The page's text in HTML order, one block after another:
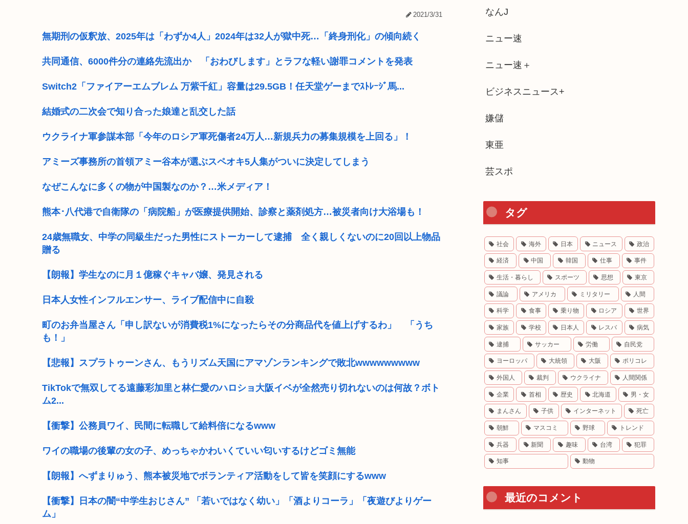
2021/3/31
無期刑の仮釈放、2025年は「わずか4人」2024年は32人が獄中死…「終身刑化」の傾向続く
共同通信、6000件分の連絡先流出か 「おわびします」とラフな軽い謝罪コメントを発表
Switch2「ファイアーエムブレム 万紫千紅」容量は29.5GB！任天堂ゲーまでｽﾄﾚｰｼﾞ馬...
結婚式の二次会で知り合った娘達と乱交した話
ウクライナ軍参謀本部「今年のロシア軍死傷者24万人…新規兵力の募集規模を上回る」！
アミーズ事務所の首領アミー谷本が選ぶスペオキ5人集がついに決定してしまう
なぜこんなに多くの物が中国製なのか？…米メディア！
熊本･八代港で自衛隊の「病院船」が医療提供開始、診察と薬剤処方…被災者向け大浴場も！
24歳無職女、中学の同級生だった男性にストーカーして逮捕 全く親しくないのに20回以上物品
贈る
【朗報】学生なのに月１億稼ぐキャバ嬢、発見される
日本人女性インフルエンサー、ライブ配信中に自殺
町のお弁当屋さん「申し訳ないが消費税1%になったらその分商品代を値上げするわ」 「うち
も！」
【悲報】スプラトゥーンさん、もうリズム天国にアマゾンランキングで敗北wwwwwwwww
TikTokで無双してる遠藤彩加里と林仁愛のハロショ大阪イベが全然売り切れないのは何故？ボト
ム2...
【衝撃】公務員ワイ、民間に転職して給料倍になるwww
ワイの職場の後輩の女の子、めっちゃかわいくていい匂いするけどゴミ無能
【朗報】へずまりゅう、熊本被災地でボランティア活動をして皆を笑顔にするwww
【衝撃】日本の闇“中学生おじさん” 「若いではなく幼い」「酒よりコーラ」「夜遊びよりゲー
ム」
なんJ
ニュー速
ニュー速＋
ビジネスニュース+
嫌儲
東亜
芸スポ
タグ
社会 海外 日本 ニュース 政治
経済 中国 韓国 仕事 事件
生活・暮らし スポーツ 思想 東京
議論 アメリカ ミリタリー 人間
科学 食事 乗り物 ロシア 世界
家族 学校 日本人 レスバ 病気
逮捕 サッカー 労働 自民党
ヨーロッパ 大統領 大阪 ポリコレ
外国人 裁判 ウクライナ 人間関係
企業 首相 歴史 北海道 男・女
まんさん 子供 インターネット 死亡
朝鮮 マスコミ 野球 トレンド
兵器 新聞 趣味 台湾 犯罪
知事 動物
最近のコメント